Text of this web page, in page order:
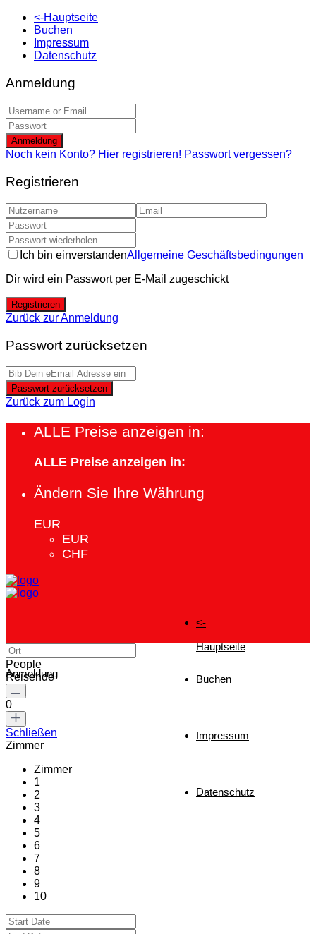
<-Hauptseite
Buchen
Impressum
Datenschutz
Anmeldung
Anmeldung
Noch kein Konto? Hier registrieren! Passwort vergessen?
Registrieren
Ich bin einverstandenAllgemeine Geschäftsbedingungen
Dir wird ein Passwort per E-Mail zugeschickt
Registrieren
Zurück zur Anmeldung
Passwort zurücksetzen
Passwort zurücksetzen
Zurück zum Login
ALLE Preise anzeigen in:
ALLE Preise anzeigen in:
Ändern Sie Ihre Währung
EUR
EUR
CHF
<-
Hauptseite
Buchen
Impressum
Datenschutz
Anmeldung
People
Reisende
0
Schließen
Zimmer
Zimmer
1
2
3
4
5
6
7
8
9
10